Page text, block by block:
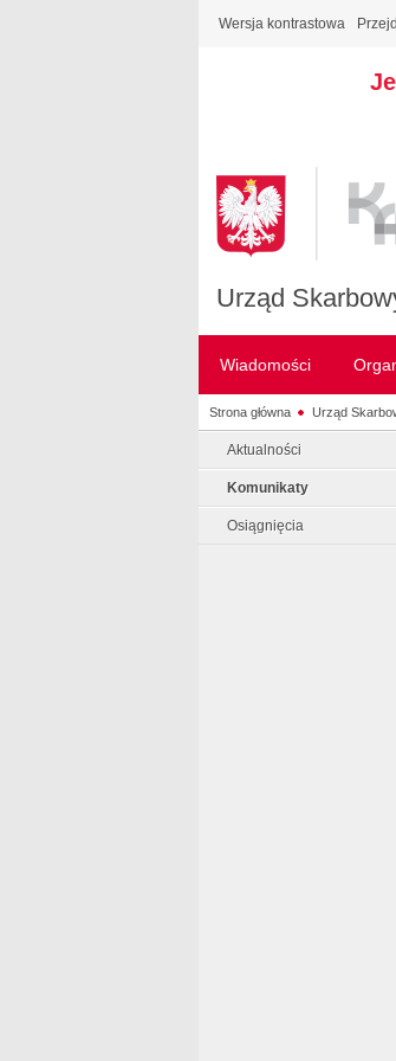
Wersja kontrastowa
Urząd
Wiadomości
Strona główna Urząd
Aktualności
Komunikaty
Osiągnięcia